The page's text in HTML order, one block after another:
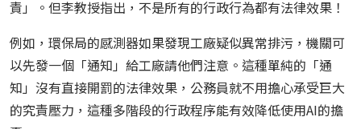
責」。但李教授指出，不是所有的行政行為都有法律效果！
例如，環保局的感測器如果發現工廠疑似異常排污，機關可
以先發一個「通知」給工廠請他們注意。這種單純的「通
知」沒有直接開罰的法律效果，公務員就不用擔心承受巨大
的究責壓力，這種多階段的行政程序能有效降低使用AI的擔